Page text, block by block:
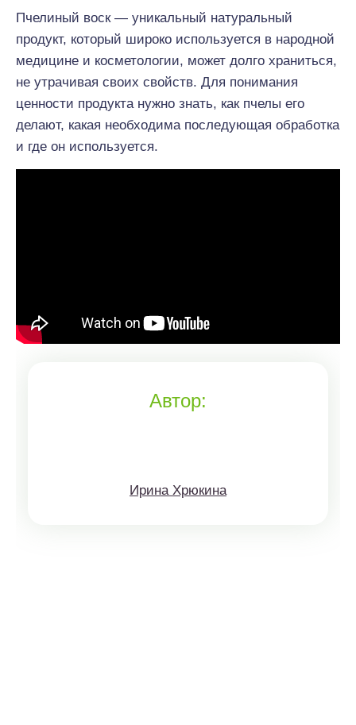
Пчелиный воск — уникальный натуральный
продукт, который широко используется в народной
медицине и косметологии, может долго храниться,
не утрачивая своих свойств. Для понимания
ценности продукта нужно знать, как пчелы его
делают, какая необходима последующая обработка
и где он используется.
Автор:
Ирина Хрюкина